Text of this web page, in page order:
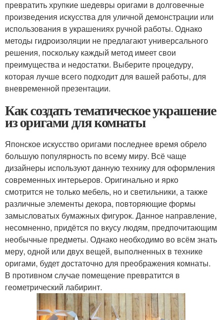
превратить хрупкие шедевры оригами в долговечные
произведения искусства для уличной демонстрации или
использования в украшениях ручной работы. Однако
методы гидроизоляции не предлагают универсального
решения, поскольку каждый метод имеет свои
преимущества и недостатки. Выберите процедуру,
которая лучше всего подходит для вашей работы, для
вневременной презентации.
Как создать тематическое украшение
из оригами для комнаты
Японское искусство оригами последнее время обрело
большую популярность по всему миру. Всё чаще
дизайнеры используют данную технику для оформления
современных интерьеров. Оригинально и ярко
смотрится не только мебель, но и светильники, а также
различные элементы декора, повторяющие формы
замысловатых бумажных фигурок. Данное направление,
несомненно, придётся по вкусу людям, предпочитающим
необычные предметы. Однако необходимо во всём знать
меру, одной или двух вещей, выполненных в технике
оригами, будет достаточно для преображения комнаты.
В противном случае помещение превратится в
геометрический лабиринт.